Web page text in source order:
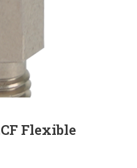
Flexible